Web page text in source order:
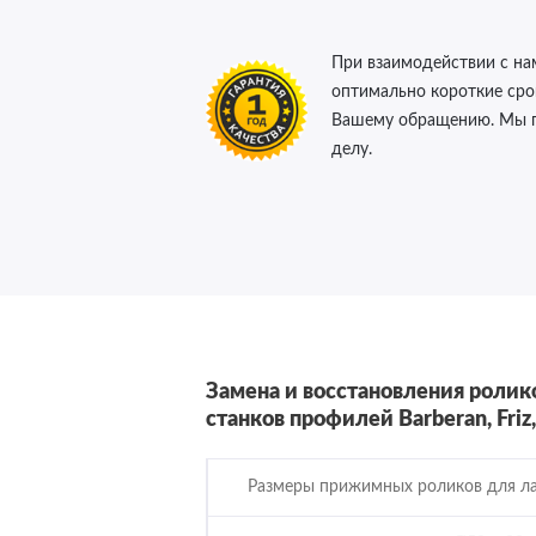
При взаимодействии с
оптимально короткие
Вашему обращению. Мы
делу.
Замена и восстановления
станков профилей Barberan,
Размеры прижимных роликов для